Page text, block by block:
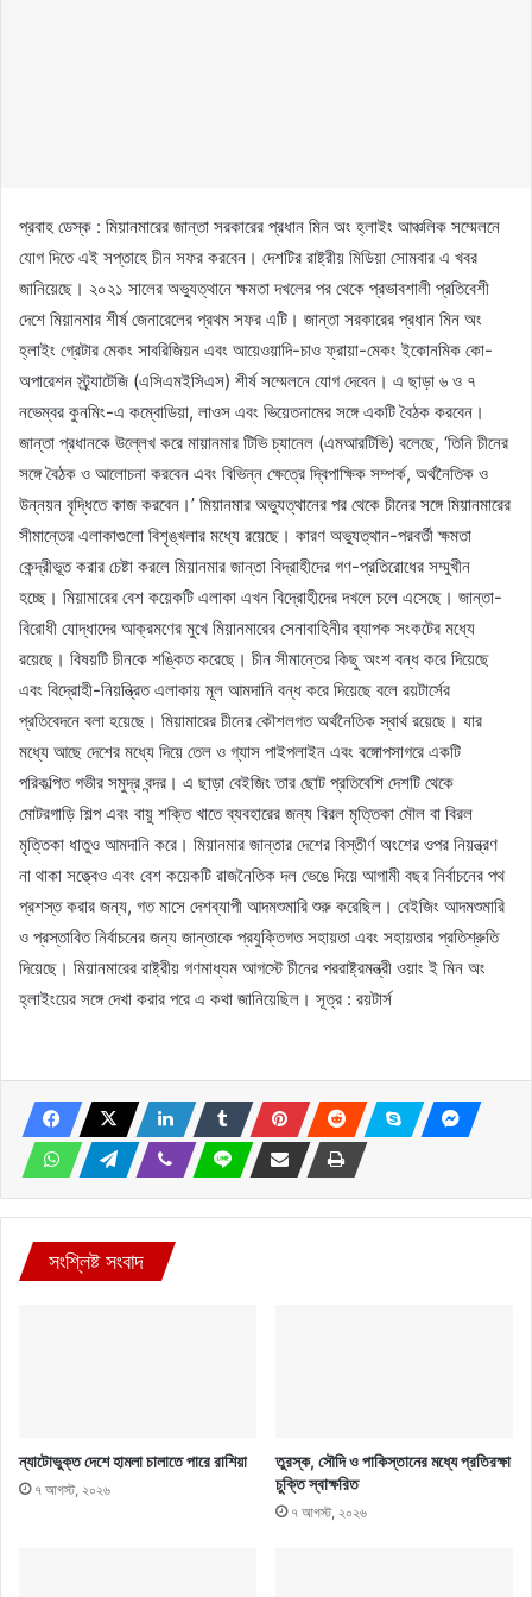
প্রবাহ ডেস্ক : মিয়ানমারের জান্তা সরকারের প্রধান মিন অং হ্লাইং আঞ্চলিক সম্মেলনে
যোগ দিতে এই সপ্তাহে চীন সফর করবেন। দেশটির রাষ্ট্রীয় মিডিয়া সোমবার এ খবর
জানিয়েছে। ২০২১ সালের অভ্যুত্থানে ক্ষমতা দখলের পর থেকে প্রভাবশালী প্রতিবেশী
দেশে মিয়ানমার শীর্ষ জেনারেলের প্রথম সফর এটি। জান্তা সরকারের প্রধান মিন অং
হ্লাইং গ্রেটার মেকং সাবরিজিয়ন এবং আয়েওয়াদি-চাও ফ্রায়া-মেকং ইকোনমিক কো-
অপারেশন স্ট্র্যাটেজি (এসিএমইসিএস) শীর্ষ সম্মেলনে যোগ দেবেন। এ ছাড়া ৬ ও ৭
নভেম্বর কুনমিং-এ কম্বোডিয়া, লাওস এবং ভিয়েতনামের সঙ্গে একটি বৈঠক করবেন।
জান্তা প্রধানকে উল্লেখ করে মায়ানমার টিভি চ্যানেল (এমআরটিভি) বলেছে, ‘তিনি চীনের
সঙ্গে বৈঠক ও আলোচনা করবেন এবং বিভিন্ন ক্ষেত্রে দ্বিপাক্ষিক সম্পর্ক, অর্থনৈতিক ও
উন্নয়ন বৃদ্ধিতে কাজ করবেন।’ মিয়ানমার অভ্যুত্থানের পর থেকে চীনের সঙ্গে মিয়ানমারের
সীমান্তের এলাকাগুলো বিশৃঙ্খলার মধ্যে রয়েছে। কারণ অভ্যুত্থান-পরবর্তী ক্ষমতা
কেন্দ্রীভূত করার চেষ্টা করলে মিয়ানমার জান্তা বিদ্রাহীদের গণ-প্রতিরোধের সম্মুখীন
হচ্ছে। মিয়ামারের বেশ কয়েকটি এলাকা এখন বিদ্রোহীদের দখলে চলে এসেছে। জান্তা-
বিরোধী যোদ্ধাদের আক্রমণের মুখে মিয়ানমারের সেনাবাহিনীর ব্যাপক সংকটের মধ্যে
রয়েছে। বিষয়টি চীনকে শঙ্কিত করেছে। চীন সীমান্তের কিছু অংশ বন্ধ করে দিয়েছে
এবং বিদ্রোহী-নিয়ন্ত্রিত এলাকায় মূল আমদানি বন্ধ করে দিয়েছে বলে রয়টার্সের
প্রতিবেদনে বলা হয়েছে। মিয়ামারের চীনের কৌশলগত অর্থনৈতিক স্বার্থ রয়েছে। যার
মধ্যে আছে দেশের মধ্যে দিয়ে তেল ও গ্যাস পাইপলাইন এবং বঙ্গোপসাগরে একটি
পরিকল্পিত গভীর সমুদ্র বন্দর। এ ছাড়া বেইজিং তার ছোট প্রতিবেশি দেশটি থেকে
মোটরগাড়ি শিল্প এবং বায়ু শক্তি খাতে ব্যবহারের জন্য বিরল মৃত্তিকা মৌল বা বিরল
মৃত্তিকা ধাতুও আমদানি করে। মিয়ানমার জান্তার দেশের বিস্তীর্ণ অংশের ওপর নিয়ন্ত্রণ
না থাকা সত্ত্বেও এবং বেশ কয়েকটি রাজনৈতিক দল ভেঙে দিয়ে আগামী বছর নির্বাচনের পথ
প্রশস্ত করার জন্য, গত মাসে দেশব্যাপী আদমশুমারি শুরু করেছিল। বেইজিং আদমশুমারি
ও প্রস্তাবিত নির্বাচনের জন্য জান্তাকে প্রযুক্তিগত সহায়তা এবং সহায়তার প্রতিশ্রুতি
দিয়েছে। মিয়ানমারের রাষ্ট্রীয় গণমাধ্যম আগস্টে চীনের পররাষ্ট্রমন্ত্রী ওয়াং ই মিন অং
হ্লাইংয়ের সঙ্গে দেখা করার পরে এ কথা জানিয়েছিল। সূত্র : রয়টার্স
সংশ্লিষ্ট সংবাদ
ন্যাটোভুক্ত দেশে হামলা চালাতে পারে রাশিয়া
৭ আগস্ট, ২০২৬
তুরস্ক, সৌদি ও পাকিস্তানের মধ্যে প্রতিরক্ষা
চুক্তি স্বাক্ষরিত
৭ আগস্ট, ২০২৬